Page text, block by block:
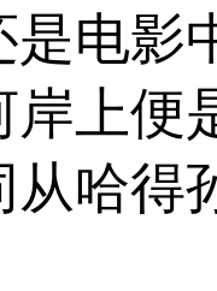
是电影
上便
从哈